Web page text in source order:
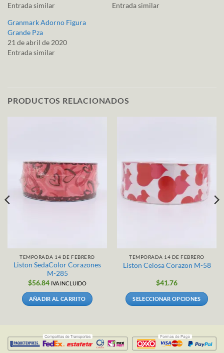
Entrada similar
Entrada similar
Granmark Adorno Figura
Grande Pza
21 de abril de 2020
Entrada similar
PRODUCTOS RELACIONADOS
TEMPORADA 14 DE FEBRERO
Liston SedaColor Corazones
M-285
$56.84 IVA INCLUIDO
AÑADIR AL CARRITO
TEMPORADA 14 DE FEBRERO
Liston Celosa Corazon M-58
$41.76
SELECCIONAR OPCIONES
múltiples